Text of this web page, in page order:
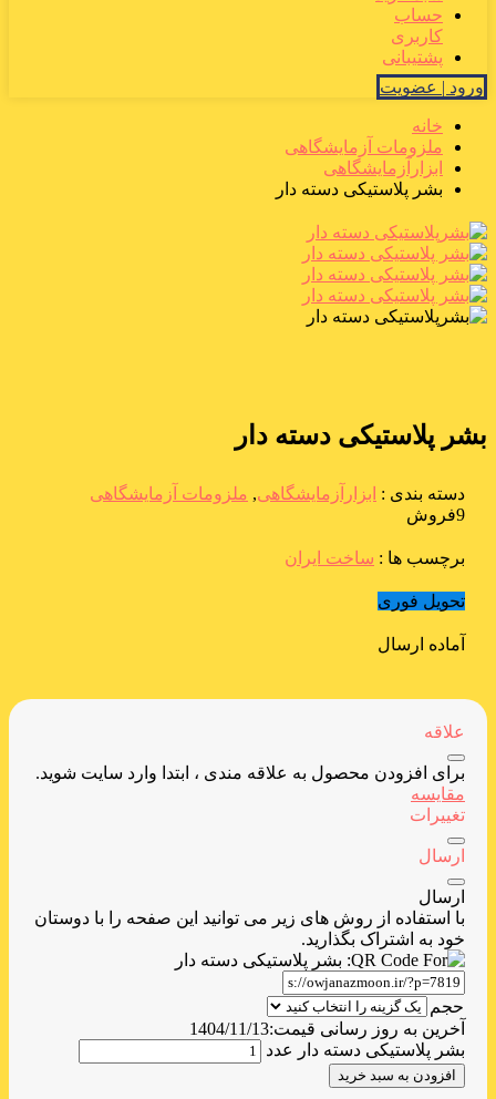
حساب
کاربری
پشتیبانی
ورود | عضویت
خانه
ملزومات آزمایشگاهی
ابزارآزمایشگاهی
بشر پلاستیکی دسته دار
بشر پلاستیکی دسته دار
دسته بندی : ابزارآزمایشگاهی, ملزومات آزمایشگاهی
9فروش
برچسب ها : ساخت ایران
تحویل فوری
آماده ارسال
علاقه
برای افزودن محصول به علاقه مندی ، ابتدا وارد سایت شوید.
مقایسه
تغییرات
ارسال
ارسال
با استفاده از روش های زیر می توانید این صفحه را با دوستان
خود به اشتراک بگذارید.
حجم
آخرین به روز رسانی قیمت:1404/11/13
بشر پلاستیکی دسته دار عدد
افزودن به سبد خرید